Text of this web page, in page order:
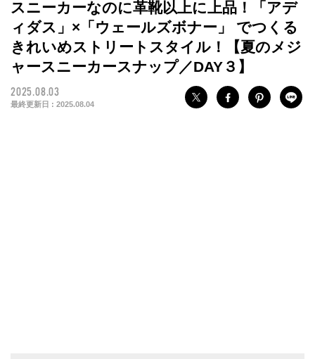
スニーカーなのに革靴以上に上品！「アデ
ィダス」×「ウェールズボナー」 でつくる
きれいめストリートスタイル！【夏のメジ
ャースニーカースナップ／DAY３】
2025.08.03
最終更新日 : 2025.08.04